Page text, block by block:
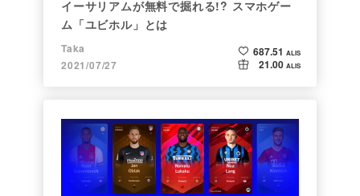
イーサリアムが無料で掘れる!? スマホゲー
ム「ユビホル」とは
Taka
2021/07/27
687.51 ALIS
21.00 ALIS